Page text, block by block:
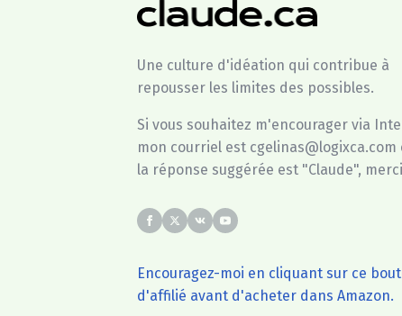
Une culture d'idéation qui contribue à
repousser les limites des possibles.
Si vous souhaitez m'encourager via
mon courriel est cgelinas@logixca.com
la réponse suggérée est "Claude",
Encouragez-moi en cliquant sur ce
d'affilié avant d'acheter dans Amazon.